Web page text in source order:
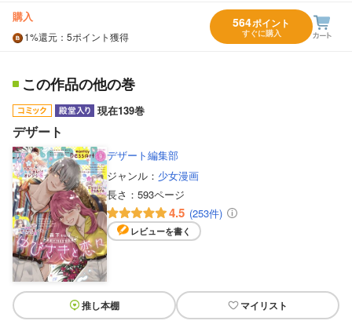
購入
1%還元 ：5ポイント獲得
564ポイント
すぐに購入
この作品の他の巻
現在139巻
デザート
デザート編集部
ジャンル： 少女漫画
長さ： 593ページ
4.5 (253件)
レビューを書く
推し本棚 マイリスト